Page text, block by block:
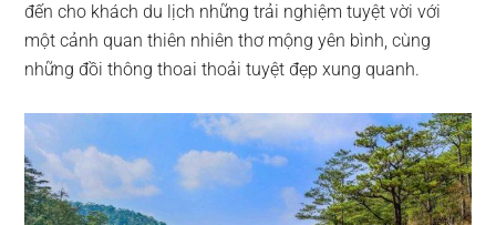
đến cho khách du lịch những trải nghiệm tuyệt vời với
một cảnh quan thiên nhiên thơ mộng yên bình, cùng
những đồi thông thoai thoải tuyệt đẹp xung quanh.